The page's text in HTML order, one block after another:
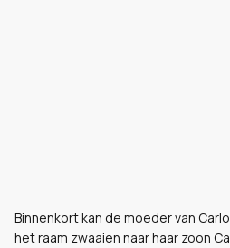
Binnenkort kan de moeder van
het raam zwaaien naar haar zoon